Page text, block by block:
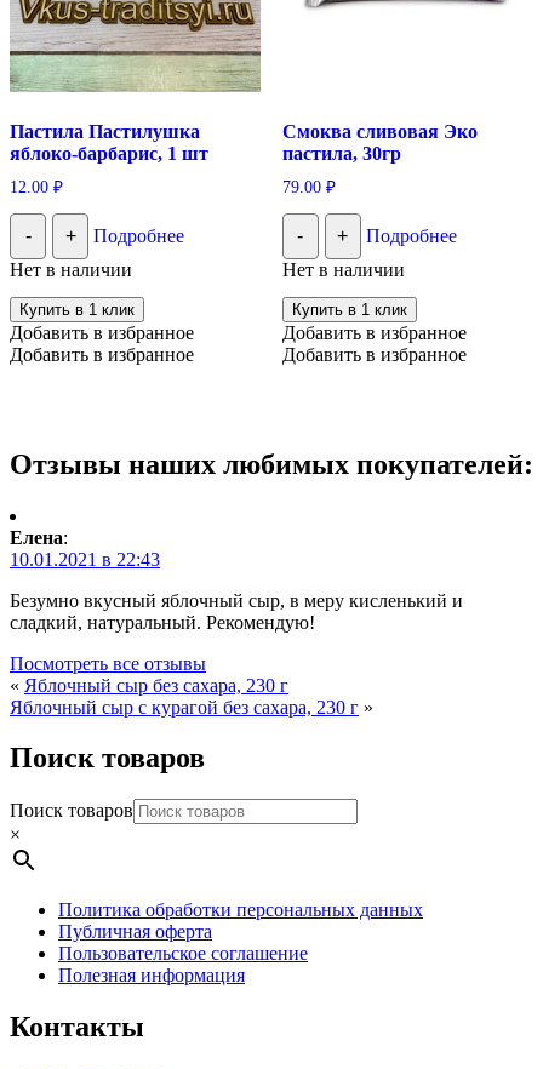
Пастила Пастилушка
яблоко-барбарис, 1 шт
12.00 ₽
- +
Подробнее
Нет в наличии
Купить в 1 клик
Добавить в избранное
Добавить в избранное
Смоква сливовая Эко
пастила, 30гр
79.00 ₽
- +
Подробнее
Нет в наличии
Купить в 1 клик
Добавить в избранное
Добавить в избранное
Отзывы наших любимых покупателей:
Елена:
10.01.2021 в 22:43
Безумно вкусный яблочный сыр, в меру кисленький и
сладкий, натуральный. Рекомендую!
Посмотреть все отзывы
« Яблочный сыр без сахара, 230 г
Яблочный сыр с курагой без сахара, 230 г »
Поиск товаров
Поиск товаров
×
Политика обработки персональных данных
Публичная оферта
Пользовательское соглашение
Полезная информация
Контакты